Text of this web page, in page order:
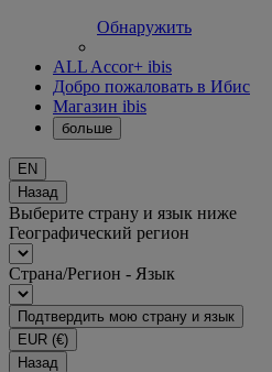
Обнаружить
ALL Accor+ ibis
Добро пожаловать в Ибис
Магазин ibis
больше
EN
Назад
Выберите страну и язык ниже
Географический регион
Страна/Регион - Язык
Подтвердить мою страну и язык
EUR (€)
Назад